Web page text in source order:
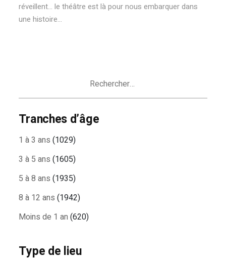
réveillent... le théâtre est là pour nous embarquer dans
une histoire...
Tranches d’âge
1 à 3 ans (1029)
3 à 5 ans (1605)
5 à 8 ans (1935)
8 à 12 ans (1942)
Moins de 1 an (620)
Type de lieu